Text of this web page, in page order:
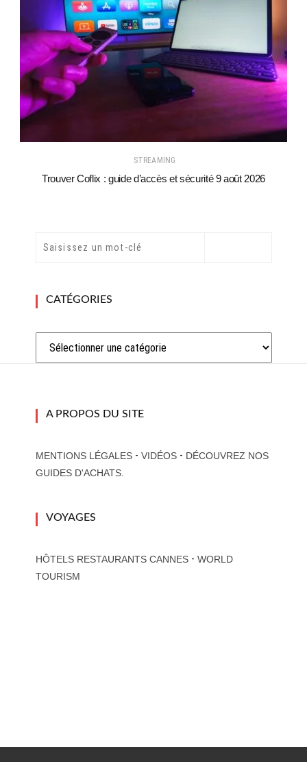
STREAMING
Trouver Coflix : guide d’accès et sécurité 9 août 2026
CATÉGORIES
A PROPOS DU SITE
MENTIONS LÉGALES- VIDÉOS- DÉCOUVREZ NOS
GUIDES D'ACHATS.
VOYAGES
HÔTELS RESTAURANTS CANNES- WORLD
TOURISM